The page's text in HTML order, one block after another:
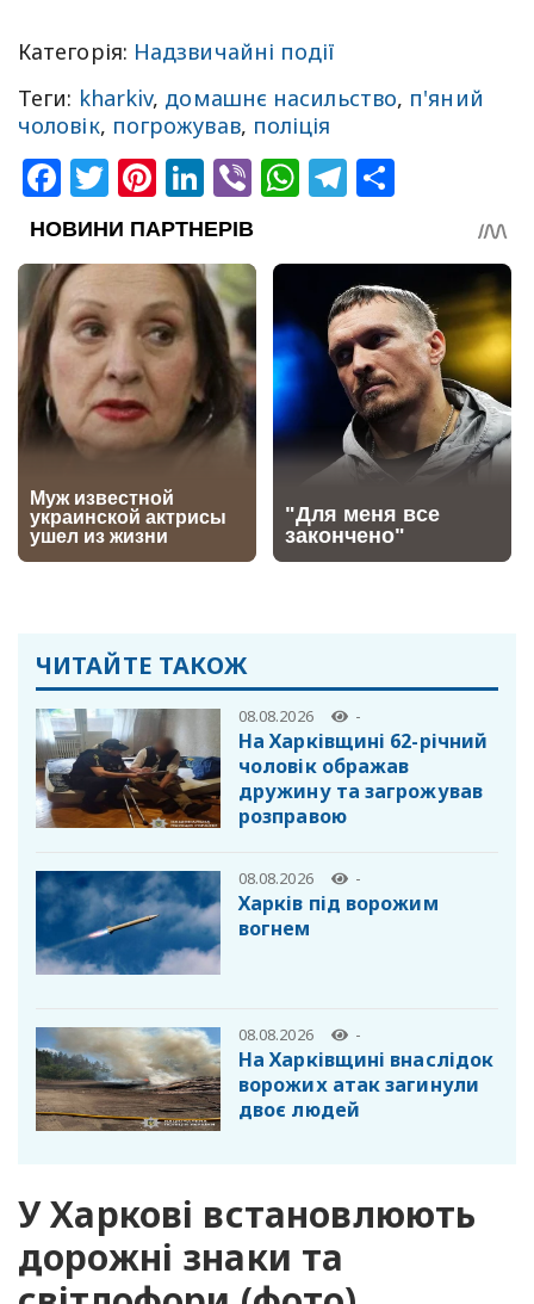
Категорія: Надзвичайні події
Теги: kharkiv, домашнє насильство, п'яний
чоловік, погрожував, поліція
Facebook
Twitter
Pinterest
LinkedIn
ViberWhatsApp
Telegram
ЧИТАЙТЕ ТАКОЖ
08.08.2026 -
На Харківщині 62-річний
чоловік ображав
дружину та загрожував
розправою
08.08.2026 -
Харків під ворожим
вогнем
08.08.2026 -
На Харківщині внаслідок
ворожих атак загинули
двоє людей
У Харкові встановлюють
дорожні знаки та